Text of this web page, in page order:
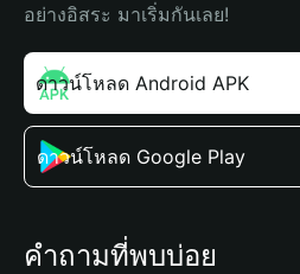
อย่างอิสระ มาเริ่มกันเลย!
ดาวน์โหลด Android APK
ดาวน์โหลด Google Play
คำถามที่พบบ่อย